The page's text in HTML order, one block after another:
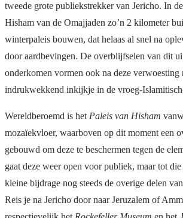
tweede grote publiekstrekker van Jericho. In
Hisham van de Omajjaden zo’n 2 kilometer
winterpaleis bouwen, dat helaas al snel na
door aardbevingen. De overblijfselen van dit
onderkomen vormen ook na deze verwoesting
indrukwekkend inkijkje in de vroeg-
Wereldberoemd is het Paleis van Hisham
mozaïekvloer, waarboven op dit moment een
gebouwd om deze te beschermen tegen de
gaat deze weer open voor publiek, maar tot
kleine bijdrage nog steeds de overige delen
Reis je na Jericho door naar Jeruzalem of